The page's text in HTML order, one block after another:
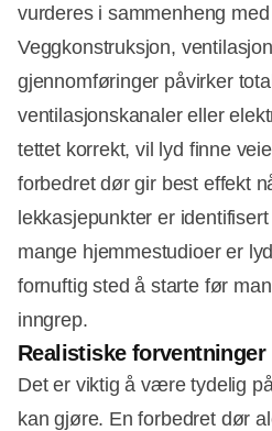
vurderes i sammenheng
Veggkonstruksjon,
gjennomføringer påvirker
ventilasjonskanaler eller
tettet korrekt, vil lyd finne
forbedret dør gir best effekt
lekkasjepunkter er
mange hjemmestudioer er
fornuftig sted å starte før
inngrep.
Realistiske forventninger
Det er viktig å være tydelig
kan gjøre. En forbedret dør